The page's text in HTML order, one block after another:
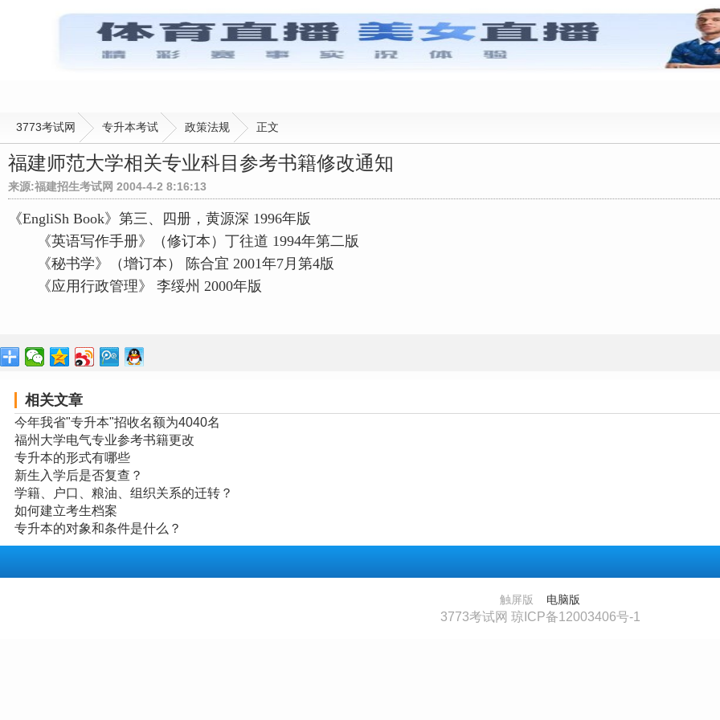
政策法规
3773考试网 专升本考试 政策法规 正文
福建师范大学相关专业科目参考书籍修改通知
来源:福建招生考试网 2004-4-2 8:16:13
《EngliSh Book》第三、四册，黄源深 1996年版
《英语写作手册》（修订本）丁往道 1994年第二版
《秘书学》（增订本） 陈合宜 2001年7月第4版
《应用行政管理》 李绥州 2000年版
相关文章
今年我省"专升本"招收名额为4040名
福州大学电气专业参考书籍更改
专升本的形式有哪些
新生入学后是否复查？
学籍、户口、粮油、组织关系的迁转？
如何建立考生档案
专升本的对象和条件是什么？
触屏版 电脑版
3773考试网 琼ICP备12003406号-1